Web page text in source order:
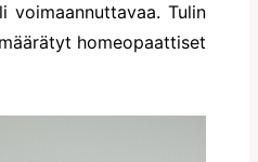
voimaannuttavaa. Tulin
homeopaattiset